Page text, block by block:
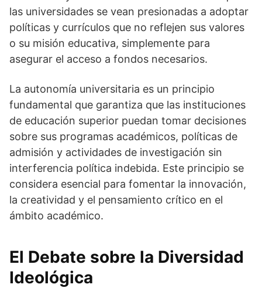
las universidades se vean presionadas a adoptar
políticas y currículos que no reflejen sus valores
o su misión educativa, simplemente para
asegurar el acceso a fondos necesarios.
La autonomía universitaria es un principio
fundamental que garantiza que las instituciones
de educación superior puedan tomar decisiones
sobre sus programas académicos, políticas de
admisión y actividades de investigación sin
interferencia política indebida. Este principio se
considera esencial para fomentar la innovación,
la creatividad y el pensamiento crítico en el
ámbito académico.
El Debate sobre la Diversidad
Ideológica